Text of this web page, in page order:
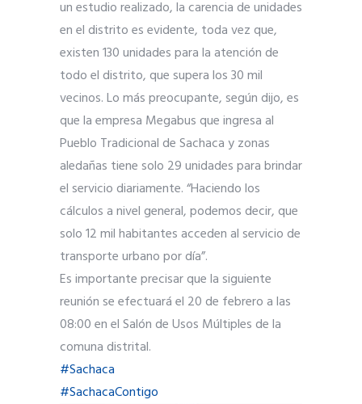
un estudio realizado, la carencia de unidades
en el distrito es evidente, toda vez que,
existen 130 unidades para la atención de
todo el distrito, que supera los 30 mil
vecinos. Lo más preocupante, según dijo, es
que la empresa Megabus que ingresa al
Pueblo Tradicional de Sachaca y zonas
aledañas tiene solo 29 unidades para brindar
el servicio diariamente. “Haciendo los
cálculos a nivel general, podemos decir, que
solo 12 mil habitantes acceden al servicio de
transporte urbano por día”.
Es importante precisar que la siguiente
reunión se efectuará el 20 de febrero a las
08:00 en el Salón de Usos Múltiples de la
comuna distrital.
#Sachaca
#SachacaContigo